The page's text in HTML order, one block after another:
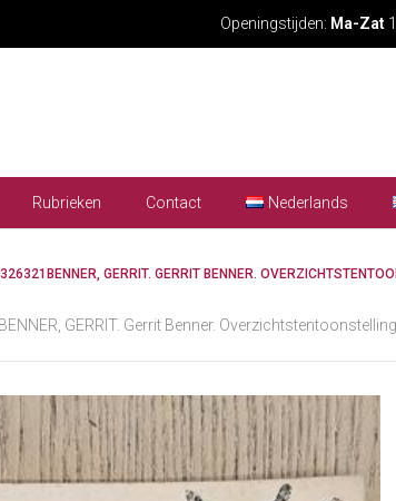
Openingstijden: Ma-Zat
Rubrieken Contact Nederlands
GERRIT. GERRIT BENNER.
GERRIT. Gerrit Benner. Overzichtstentoonstelling